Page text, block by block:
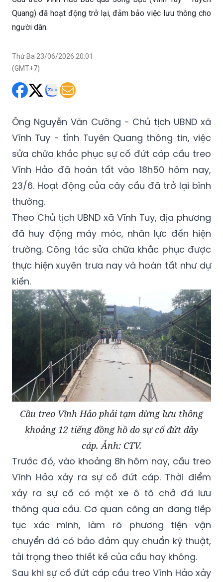
Quang) đã hoạt động trở lại, đảm bảo việc lưu thông cho
người dân.
Thứ Ba 23/06/2026 20:01
(GMT+7)
Ông Nguyễn Văn Cường - Chủ tịch UBND xã
Vĩnh Tuy - tỉnh Tuyên Quang thông tin, việc
sửa chữa khắc phục sự cố đứt cáp cầu treo
Vĩnh Hảo đã hoàn tất vào 18h50 hôm nay,
23/6. Hoạt động của cây cầu đã trở lại bình
thường.
Theo Chủ tịch UBND xã Vĩnh Tuy, địa phương
đã huy động máy móc, nhân lực đến hiện
trường. Công tác sửa chữa khắc phục được
thực hiện xuyên trưa nay và hoàn tất như dự
kiến.
Cầu treo Vĩnh Hảo phải tạm dừng lưu thông
khoảng 12 tiếng đồng hồ do sự cố đứt dây
cáp. Ảnh: CTV.
Trước đó, vào khoảng 8h hôm nay, cầu treo
Vĩnh Hảo xảy ra sự cố đứt cáp. Thời điểm
xảy ra sự cố có một xe ô tô chở đá lưu
thông qua cầu. Cơ quan công an đang tiếp
tục xác minh, làm rõ phương tiện vận
chuyển đá có bảo đảm quy chuẩn kỹ thuật,
tải trọng theo thiết kế của cầu hay không.
Sau khi sự cố đứt cáp cầu treo Vĩnh Hảo xảy